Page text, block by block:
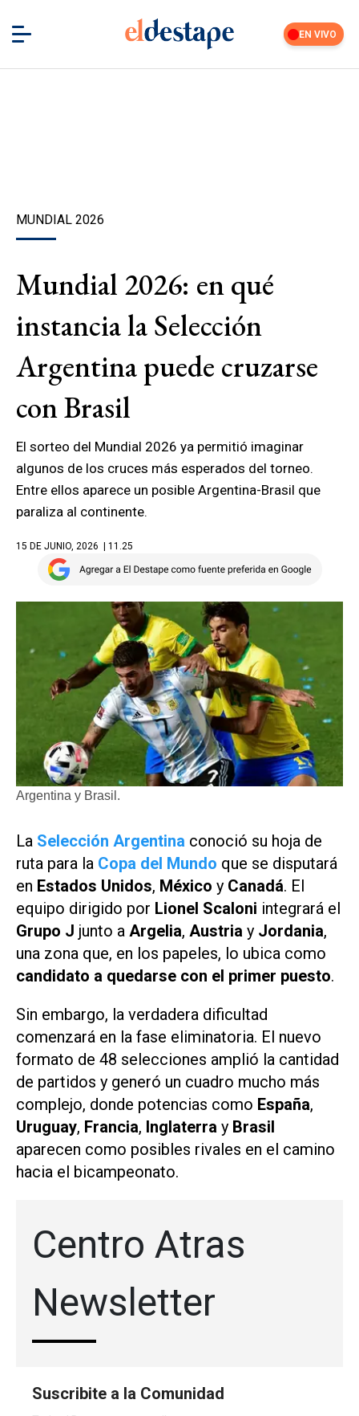
EN VIVO
MUNDIAL 2026
Mundial 2026: en qué
instancia la Selección
Argentina puede cruzarse
con Brasil
El sorteo del Mundial 2026 ya permitió imaginar
algunos de los cruces más esperados del torneo.
Entre ellos aparece un posible Argentina-Brasil que
paraliza al continente.
15 DE JUNIO, 2026 | 11.25
Argentina y Brasil.
La Selección Argentina conoció su hoja de
ruta para la Copa del Mundo que se disputará
en Estados Unidos, México y Canadá. El
equipo dirigido por Lionel Scaloni integrará el
Grupo J junto a Argelia, Austria y Jordania,
una zona que, en los papeles, lo ubica como
candidato a quedarse con el primer puesto.
Sin embargo, la verdadera dificultad
comenzará en la fase eliminatoria. El nuevo
formato de 48 selecciones amplió la cantidad
de partidos y generó un cuadro mucho más
complejo, donde potencias como España,
Uruguay, Francia, Inglaterra y Brasil
aparecen como posibles rivales en el camino
hacia el bicampeonato.